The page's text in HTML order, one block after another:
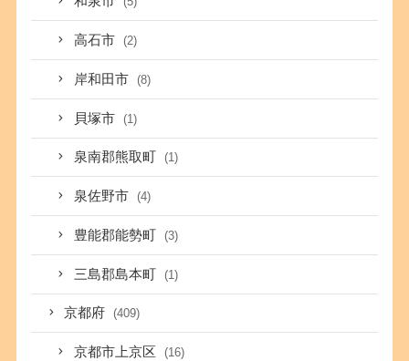
高石市 (2)
岸和田市 (8)
貝塚市 (1)
泉南郡熊取町 (1)
泉佐野市 (4)
豊能郡能勢町 (3)
三島郡島本町 (1)
京都府 (409)
京都市上京区 (16)